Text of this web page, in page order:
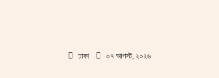
ঢাকা ০৭ আগস্ট, ২০২৬